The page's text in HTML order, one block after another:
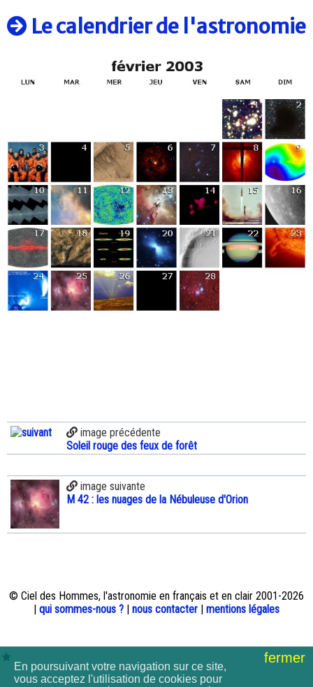
Le calendrier de l'astronomie
image précédente
Soleil rouge des feux de forêt
image suivante
M 42 : les nuages de la Nébuleuse d'Orion
© Ciel des Hommes, l'astronomie en français et en clair 2001-2026
| qui sommes-nous ? | nous contacter | mentions légales
fermer
En poursuivant votre navigation sur ce site,
vous acceptez l'utilisation de cookies pour